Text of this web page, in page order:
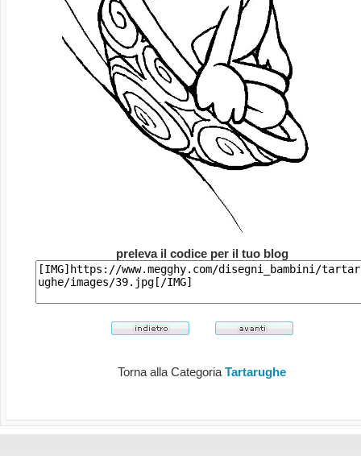
preleva il codice per il tuo blog
Torna alla CategoriaTartarughe